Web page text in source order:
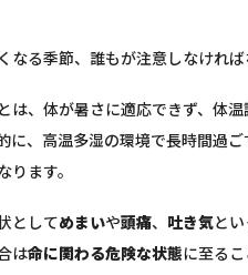
なる季節、誰もが注意しなけれ
は、体が暑さに適応できず、体
に、高温多湿の環境で長時間過
ります。
としてめまいや頭痛、 吐き気と
は命に関わる危険な状態に至るこ